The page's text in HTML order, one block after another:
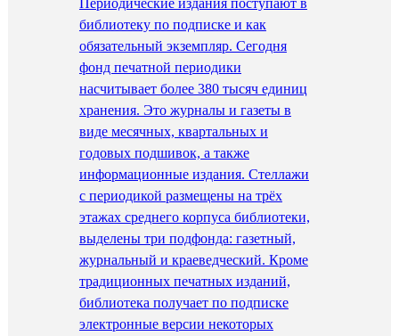
Периодические издания поступают в
библиотеку по подписке и как
обязательный экземпляр. Сегодня
фонд печатной периодики
насчитывает более 380 тысяч единиц
хранения. Это журналы и газеты в
виде месячных, квартальных и
годовых подшивок, а также
информационные издания. Стеллажи
с периодикой размещены на трёх
этажах среднего корпуса библиотеки,
выделены три подфонда: газетный,
журнальный и краеведческий. Кроме
традиционных печатных изданий,
библиотека получает по подписке
электронные версии некоторых